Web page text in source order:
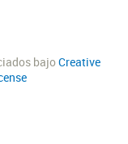
bajoCreative